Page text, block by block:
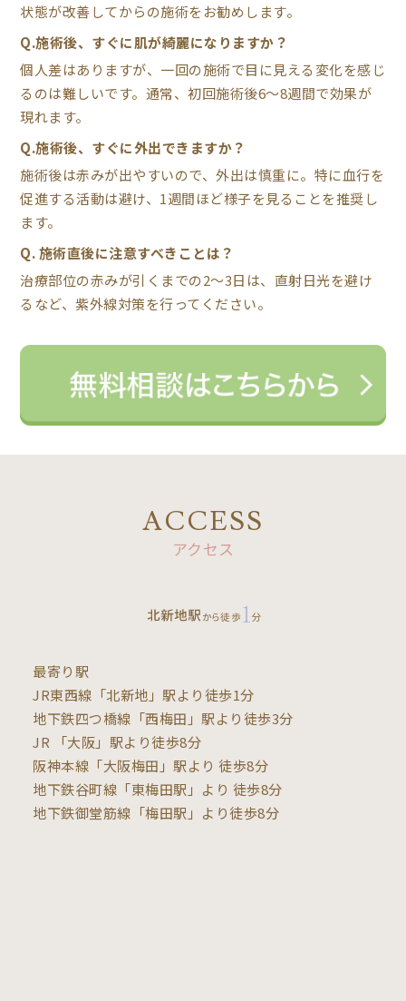
状態が改善してからの施術をお勧めします。
Q.施術後、すぐに肌が綺麗になりますか？
個人差はありますが、一回の施術で目に見える変化を感じ
るのは難しいです。通常、初回施術後6〜8週間で効果が
現れます。
Q.施術後、すぐに外出できますか？
施術後は赤みが出やすいので、外出は慎重に。特に血行を
促進する活動は避け、1週間ほど様子を見ることを推奨し
ます。
Q. 施術直後に注意すべきことは？
治療部位の赤みが引くまでの2〜3日は、直射日光を避け
るなど、紫外線対策を行ってください。
ACCESS
アクセス
最寄り駅
JR東西線「北新地」駅より徒歩1分
地下鉄四つ橋線「西梅田」駅より徒歩3分
JR 「大阪」駅より徒歩8分
阪神本線「大阪梅田」駅より 徒歩8分
地下鉄谷町線「東梅田駅」より 徒歩8分
地下鉄御堂筋線「梅田駅」より徒歩8分